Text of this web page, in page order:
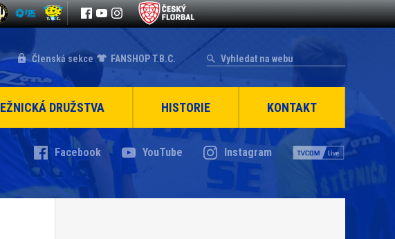
Členská sekce FANSHOP T.B.C.
DRUŽSTVA HISTORIE KONTAKT
Facebook YouTube Instagram